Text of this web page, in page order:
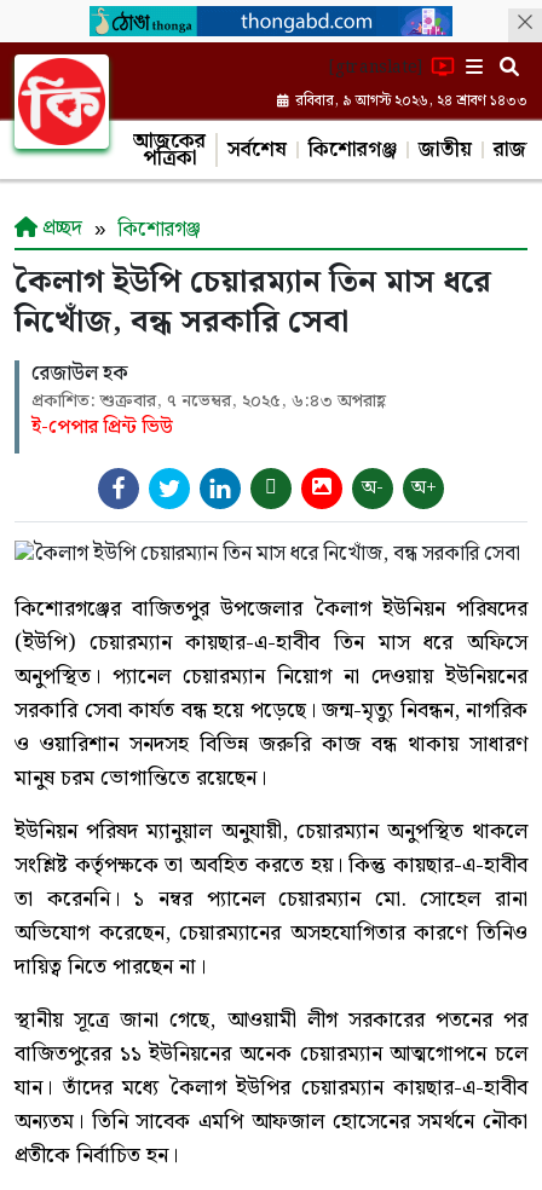
[gtranslate]
রবিবার, ৯ আগস্ট ২০২৬, ২৪ শ্রাবণ ১৪৩৩
আজকের
পত্রিকা সর্বশেষ কিশোরগঞ্জ জাতীয়
প্রচ্ছদ কিশোরগঞ্জ
কৈলাগ ইউপি চেয়ারম্যান তিন মাস ধরে
নিখোঁজ, বন্ধ সরকারি সেবা
রেজাউল হক
প্রকাশিত: শুক্রবার, ৭ নভেম্বর, ২০২৫, ৬:৪৩ অপরাহ্ণ
ই-পেপার প্রিন্ট ভিউ
অ-
অ+
কিশোরগঞ্জের বাজিতপুর উপজেলার কৈলাগ ইউনিয়ন পরিষদের
(ইউপি) চেয়ারম্যান কায়ছার-এ-হাবীব তিন মাস ধরে অফিসে
অনুপস্থিত। প্যানেল চেয়ারম্যান নিয়োগ না দেওয়ায় ইউনিয়নের
সরকারি সেবা কার্যত বন্ধ হয়ে পড়েছে। জন্ম-মৃত্যু নিবন্ধন, নাগরিক
ও ওয়ারিশান সনদসহ বিভিন্ন জরুরি কাজ বন্ধ থাকায় সাধারণ
মানুষ চরম ভোগান্তিতে রয়েছেন।
ইউনিয়ন পরিষদ ম্যানুয়াল অনুযায়ী, চেয়ারম্যান অনুপস্থিত থাকলে
সংশ্লিষ্ট কর্তৃপক্ষকে তা অবহিত করতে হয়। কিন্তু কায়ছার-এ-হাবীব
তা করেননি। ১ নম্বর প্যানেল চেয়ারম্যান মো. সোহেল রানা
অভিযোগ করেছেন, চেয়ারম্যানের অসহযোগিতার কারণে তিনিও
দায়িত্ব নিতে পারছেন না।
স্থানীয় সূত্রে জানা গেছে, আওয়ামী লীগ সরকারের পতনের পর
বাজিতপুরের ১১ ইউনিয়নের অনেক চেয়ারম্যান আত্মগোপনে চলে
যান। তাঁদের মধ্যে কৈলাগ ইউপির চেয়ারম্যান কায়ছার-এ-হাবীব
অন্যতম। তিনি সাবেক এমপি আফজাল হোসেনের সমর্থনে নৌকা
প্রতীকে নির্বাচিত হন।